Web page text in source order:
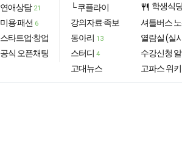
연애상담 21
미용·패션 6
스타트업·창업
공식 오픈채팅
└ 쿠플라이
강의자료·족보
동아리 13
스터디 4
고대뉴스
restaurant 학생식
셔틀버스
열람실 (실
수강신청
고파스 위키